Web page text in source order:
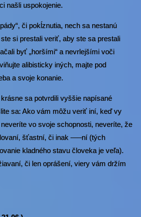
našli uspokojenie.
či pokĺznutia, nech sa nestanú
si prestali veriť, aby ste sa prestali
byť „horšími“ a nevrlejšími voči
alibisticky iných, majte pod
a svoje konanie.
krásne sa potvrdili vyššie napísané
sa: Ako vám môžu veriť iní, keď vy
vo svoje schopnosti, neveríte, že
šťastní, či inak —–ní (tých
kladného stavu človeka je veľa).
či len oprášení, viery vám držím